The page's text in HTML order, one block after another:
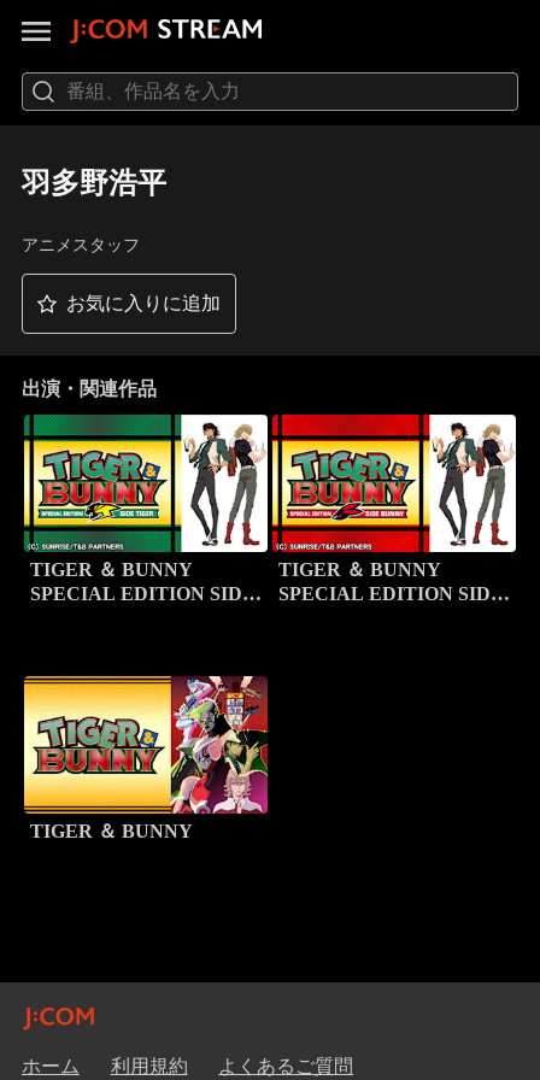
羽多野浩平
アニメスタッフ
お気に入りに追加
出演・関連作品
TIGER ＆ BUNNY
SPECIAL EDITION SIDE
TIGER ＆ BUNNY
SPECIAL EDITION SIDE
TIGER ＆ BUNNY
ホーム 利用規約 よくあるご質問